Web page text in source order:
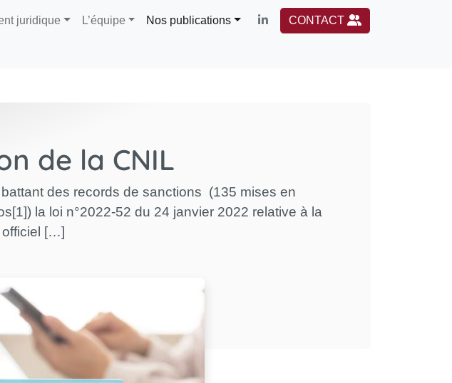
juridique L’équipe Nos publications CONTACT
de la CNIL
des records de sanctions (135 mises en
la loi n°2022-52 du 24 janvier 2022 relative à la
officiel […]